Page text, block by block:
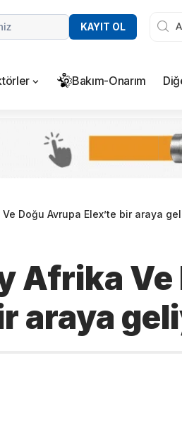
KAYIT OL
Bakım-Onarım
Doğu Avrupa Elex’te bir araya
Afrika Ve
araya